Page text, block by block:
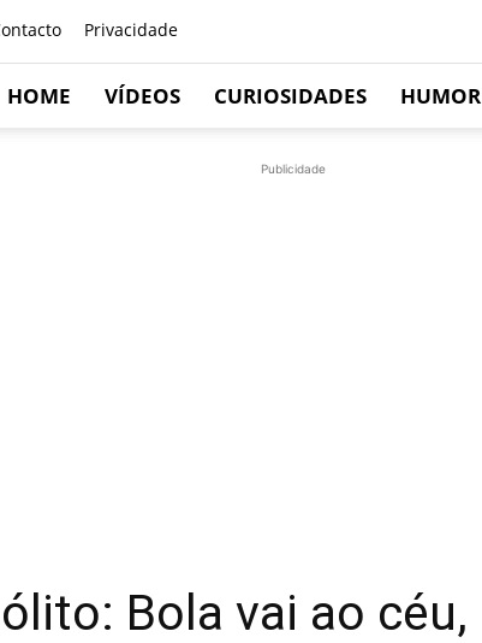
Privacidade
HOME VÍDEOS CURIOSIDADES HUMOR
Publicidade
Bola vai ao céu,